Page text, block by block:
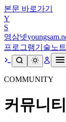
본문 바로가기
Y
S
영삼넷
프로그램기술노트
COMMUNITY
커뮤니티